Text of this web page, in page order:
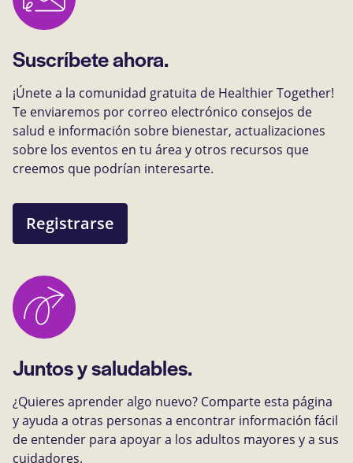
Suscríbete ahora.
¡Únete a la comunidad gratuita de Healthier Together!
Te enviaremos por correo electrónico consejos de
salud e información sobre bienestar, actualizaciones
sobre los eventos en tu área y otros recursos que
creemos que podrían interesarte.
Registrarse
Juntos y saludables.
¿Quieres aprender algo nuevo? Comparte esta página
y ayuda a otras personas a encontrar información fácil
de entender para apoyar a los adultos mayores y a sus
cuidadores.